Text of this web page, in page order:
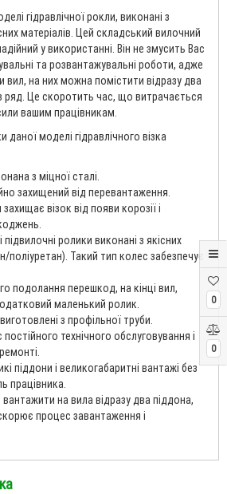
0
0
гідравлічної рокли, виконані з
матеріалів. Цей складський вилочний
у використанні. Він не змусить Вас
та розвантажувальні роботи, адже
на них можна помістити відразу два
ряд. Це скоротить час, що витрачається
вашим працівникам.
даної моделі гідравлічного візка
з міцної сталі.
захищений від перевантаження.
візок від появи корозії і
ролики виконані з якісних
поліуретан). Такий тип колес забезпечує
подолання перешкод, на кінці вил,
маленький ролик.
з профільної труби.
технічного обслуговування і
піддони і великогабаритні вантажі без
працівника.
на вила відразу два піддона,
процес завантаження і